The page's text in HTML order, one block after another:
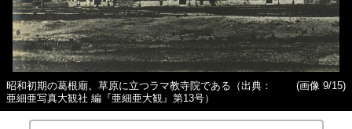
昭和初期の葛根廟。草原に立つラマ教寺院である（出典：
亜細亜写真大観社 編『亜細亜大観』第13号）
(画像 9/15)